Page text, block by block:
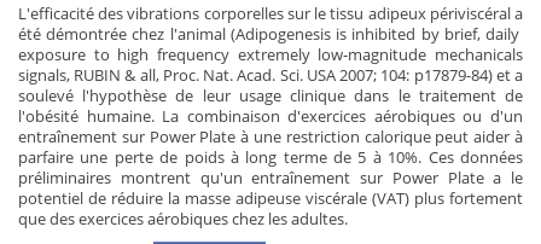
L'efficacité des vibrations corporelles sur le tissu adipeux périviscéral a
été démontrée chez l'animal (Adipogenesis is inhibited by brief, daily
exposure to high frequency extremely low-magnitude mechanicals
signals, RUBIN & all, Proc. Nat. Acad. Sci. USA 2007; 104: p17879-84) et a
soulevé l'hypothèse de leur usage clinique dans le traitement de
l'obésité humaine. La combinaison d'exercices aérobiques ou d'un
entraînement sur Power Plate à une restriction calorique peut aider à
parfaire une perte de poids à long terme de 5 à 10%. Ces données
préliminaires montrent qu'un entraînement sur Power Plate a le
potentiel de réduire la masse adipeuse viscérale (VAT) plus fortement
que des exercices aérobiques chez les adultes.